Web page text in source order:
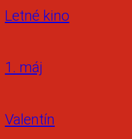
Letné kino
1. máj
Valentín